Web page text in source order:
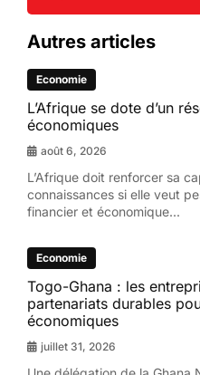
Autres articles
Economie
L’Afrique se dote d’un
économiques
août 6, 2026
L’Afrique doit renforcer sa
connaissances si elle veut
financier et économique...
Economie
Togo-Ghana : les
partenariats durables
économiques
juillet 31, 2026